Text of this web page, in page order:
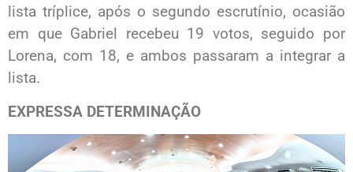
lista tríplice, após o segundo escrutínio, ocasião
em que Gabriel recebeu 19 votos, seguido por
Lorena, com 18, e ambos passaram a integrar a
lista.
EXPRESSA DETERMINAÇÃO